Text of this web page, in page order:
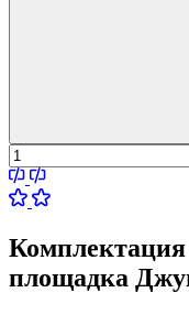
Комплектация
площадка